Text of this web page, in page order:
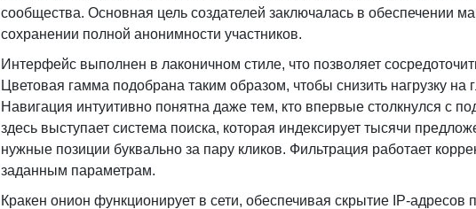
сообщества. Основная цель создателей заключалась в обеспечении
сохранении полной анонимности участников.
Интерфейс выполнен в лаконичном стиле, что позволяет
Цветовая гамма подобрана таким образом, чтобы снизить нагрузку
Навигация интуитивно понятна даже тем, кто впервые столкнулся с
здесь выступает система поиска, которая индексирует тысячи
нужные позиции буквально за пару кликов. Фильтрация работает
заданным параметрам.
Кракен онион функционирует в сети, обеспечивая скрытие IP-адресов